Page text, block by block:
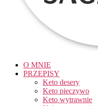
O MNIE
PRZEPISY
Keto desery
Keto pieczywo
Keto wytrawnie